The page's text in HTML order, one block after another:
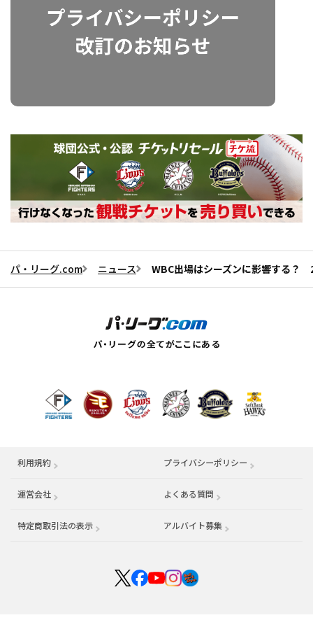
パ・リーグ.com ニュース WBC出場はシーズンに影響する？
利用規約 プライバシーポリシー
運営会社 （別ウィンドウで開く） よくある質問
特定商取引法の表示 アルバイト募集 （別ウィンドウで開く